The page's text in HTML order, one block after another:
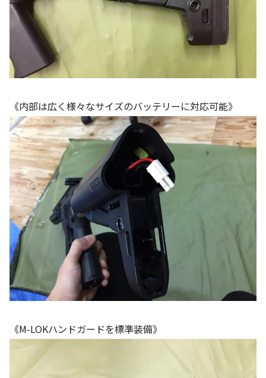
《内部は広く様々なサイズのバッテリーに対応可能》
《M-LOKハンドガードを標準装備》